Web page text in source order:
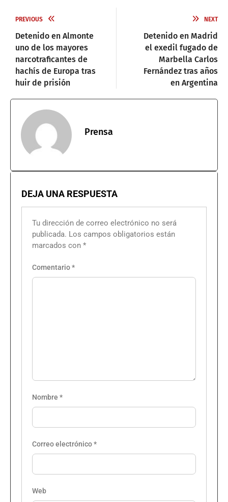
PREVIOUS
Detenido en Almonte
uno de los mayores
narcotraficantes de
hachís de Europa tras
huir de prisión
NEXT
Detenido en Madrid
el exedil fugado de
Marbella Carlos
Fernández tras años
en Argentina
Prensa
DEJA UNA RESPUESTA
Tu dirección de correo electrónico no será
publicada. Los campos obligatorios están
marcados con *
Comentario*
Nombre *
Correo electrónico*
Web